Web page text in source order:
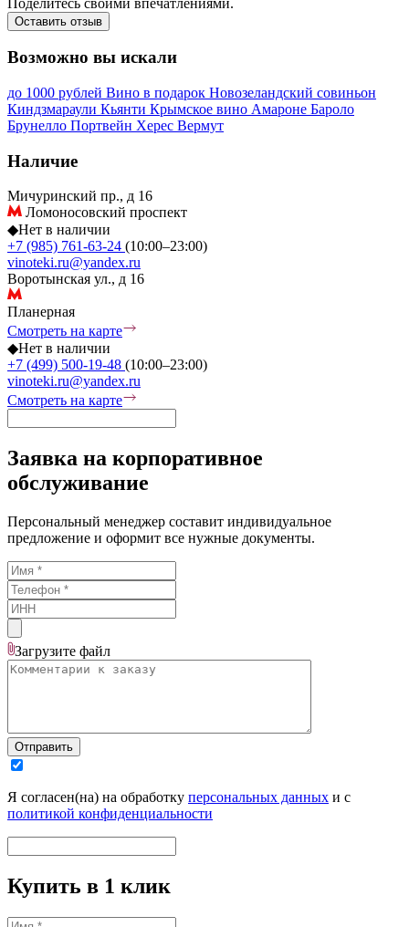
Оставить отзыв
Возможно вы искали
до 1000 рублей Вино в подарок Новозеландский совиньон
Киндзмараули Кьянти Крымское вино Амароне Бароло
Брунелло Портвейн Херес Вермут
Наличие
Мичуринский пр., д 16
Ломоносовский проспект
◆Нет в наличии
+7 (985) 761-63-24 (10:00–23:00)
vinoteki.ru@yandex.ru
Воротынская ул., д 16
Планерная
Смотреть на карте
◆Нет в наличии
+7 (499) 500-19-48 (10:00–23:00)
vinoteki.ru@yandex.ru
Смотреть на карте
Заявка на корпоративное
обслуживание
Персональный менеджер составит индивидуальное
предложение и оформит все нужные документы.
Загрузите файл
Отправить
Я согласен(на) на обработку персональных данных и с
политикой конфиденциальности
Купить в 1 клик